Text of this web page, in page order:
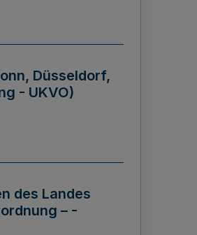
Düsseldorf,
- UKVO)
des Landes
– -